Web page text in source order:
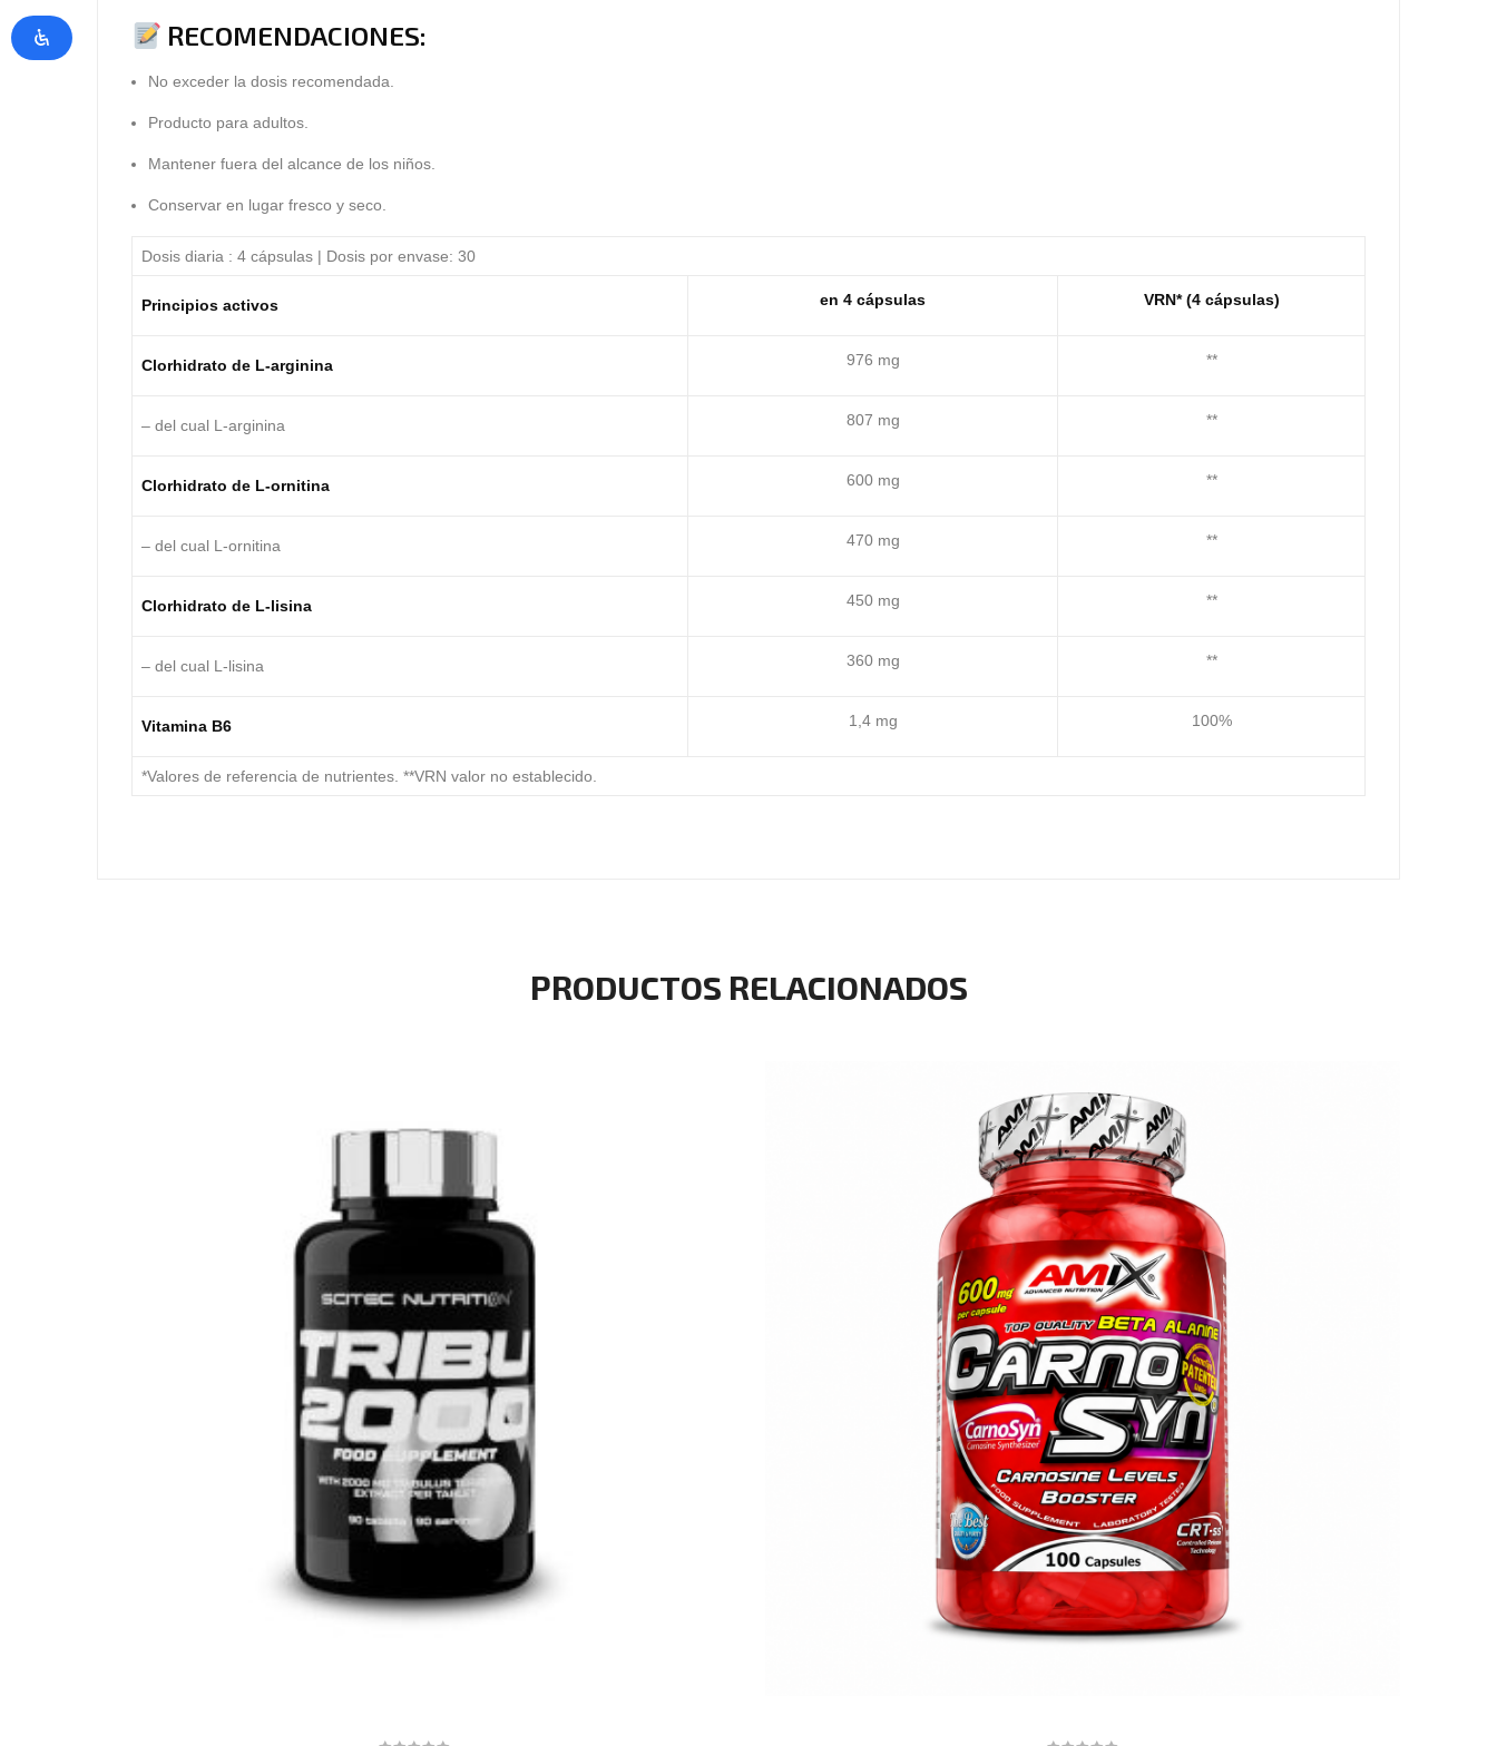
RECOMENDACIONES:
No exceder la dosis recomendada.
Producto para adultos.
Mantener fuera del alcance de los niños.
Conservar en lugar fresco y seco.
Dosis diaria : 4 cápsulas | Dosis por envase: 30
Principios activos en 4 cápsulas VRN* (4 cápsulas)
Clorhidrato de L-arginina 976 mg **
– del cual L-arginina 807 mg **
Clorhidrato de L-ornitina 600 mg **
– del cual L-ornitina 470 mg **
Clorhidrato de L-lisina 450 mg **
– del cual L-lisina 360 mg **
Vitamina B6 1,4 mg 100%
*Valores de referencia de nutrientes. **VRN valor no establecido.
PRODUCTOS RELACIONADOS